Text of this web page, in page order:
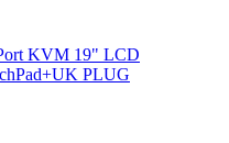
KVM 19" LCD
PLUG